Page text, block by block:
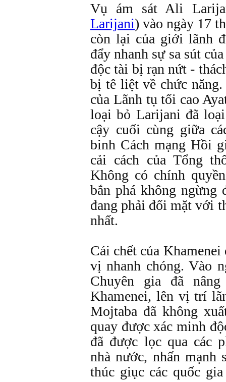
Vụ ám sát Ali
Larijani) vào ngày 17
còn lại của giới lãnh
đẩy nhanh sự sa sút
độc tài bị rạn nứt -
bị tê liệt về chức
của Lãnh tụ tối cao
loại bỏ Larijani đã
cậy cuối cùng giữa
binh Cách mạng Hồi
cải cách của Tổng
Không có chính
bắn phá không ngừng
đang phải đối mặt với
nhất.
Cái chết của
vị nhanh chóng. Vào
Chuyên gia đã
Khamenei, lên vị trí
Mojtaba đã không
quay được xác minh
đã được lọc qua các
nhà nước, nhấn mạnh
thúc giục các quốc